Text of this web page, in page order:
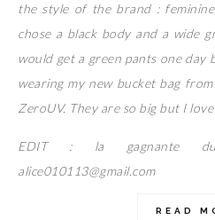
the style of the brand :
chose a black body and a wide
would get a green pants one day
wearing my new bucket bag
ZeroUV. They are so big but I
EDIT : la gagnante
alice010113@gmail.com
READ